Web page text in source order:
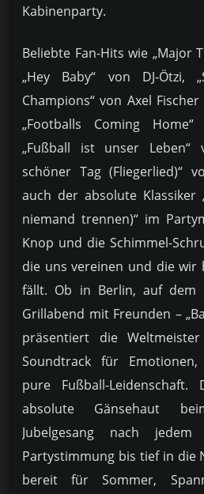
Kabinenparty.
Beliebte Fan-Hits wie „Major
„Hey Baby“ von DJ-Ötzi,
Champions“ von Axel
„Footballs Coming
„Fußball ist unser Leben“
schöner Tag (Fliegerlied)“
auch der absolute Klassiker
niemand trennen)“ im
Knop und die Schimmel-
die uns vereinen und die wir
fällt. Ob in Berlin, auf dem
Grillabend mit Freunden –
präsentiert die
Soundtrack für
pure Fußball-
absolute Gänsehaut
Jubelgesang nach
Partystimmung bis tief in die
bereit für Sommer,